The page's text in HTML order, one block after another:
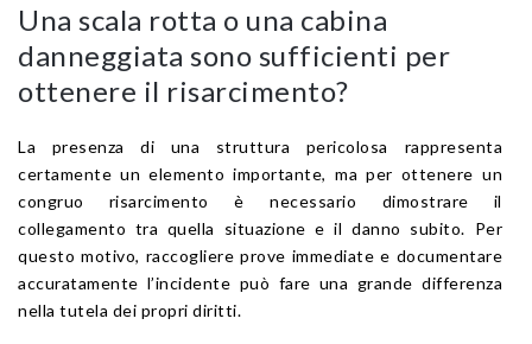
Una scala rotta o una cabina
danneggiata sono sufficienti per
ottenere il risarcimento?
La presenza di una struttura pericolosa rappresenta
certamente un elemento importante, ma per ottenere un
congruo risarcimento è necessario dimostrare il
collegamento tra quella situazione e il danno subito. Per
questo motivo, raccogliere prove immediate e documentare
accuratamente l’incidente può fare una grande differenza
nella tutela dei propri diritti.